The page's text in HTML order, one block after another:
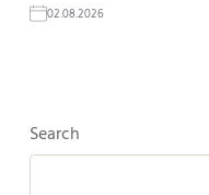
02.08.2026
Search